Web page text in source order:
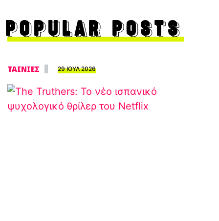
POPULAR POSTS
ΤΑΙΝΙΕΣ 29 ΙΟΥΛ 2026